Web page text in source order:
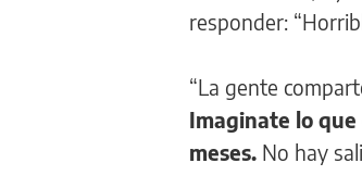
responder:
“La gente
Imaginate lo
meses. No hay